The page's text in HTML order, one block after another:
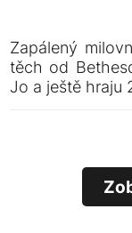
Zapálený
těch od
Jo a ještě hraju